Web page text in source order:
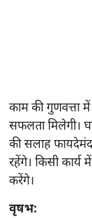
काम की गुणवत्ता में
सफलता मिलेगी।
की सलाह फायदेमंद
रहेंगे। किसी
करेंगे।
वृषभ: